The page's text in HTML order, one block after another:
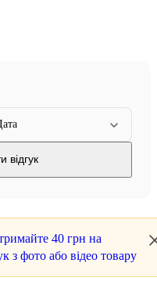
відгук
40 грн на
з фото або відео товару